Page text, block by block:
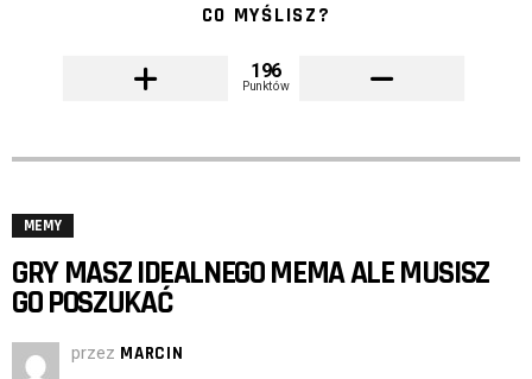
CO MYŚLISZ?
196
Punktów
MEMY
GRY MASZ IDEALNEGO MEMA ALE MUSISZ
GO POSZUKAĆ
przez MARCIN